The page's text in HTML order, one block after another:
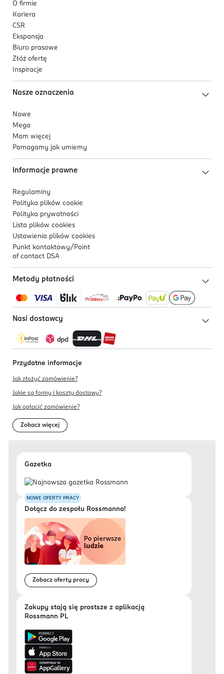
Produkt może powodować reakcję alergiczną. Unikać
kontaktu ze skórą.
Proszę uważnie przeczytać sposób użycia.
Donegal sp. z o.o.
Kod EAN
5 907549 278899
O firmie
Kariera
CSR
Ekspansja
Biuro prasowe
Złóż ofertę
Inspiracje
Nasze oznaczenia
Nowe
Mega
Mam więcej
Pomagamy jak umiemy
Informacje prawne
Regulaminy
Polityka plików cookie
Polityka prywatności
Lista plików cookies
Ustawienia plików cookies
Punkt kontaktowy/ Point
of contact DSA
Metody płatności
Nasi dostawcy
Przydatne informacje
Jak złożyć zamówienie?
Jakie są formy i koszty dostawy?
Jak opłacić zamówienie?
Zobacz więcej
Gazetka
NOWE OFERTY PRACY
Dołącz do zespołu Rossmanna!
Zobacz oferty pracy
Zakupy stają się prostsze z aplikacją
Rossmann PL